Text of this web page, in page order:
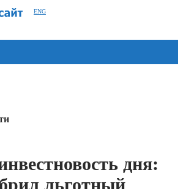
ENG
дня:
льготный